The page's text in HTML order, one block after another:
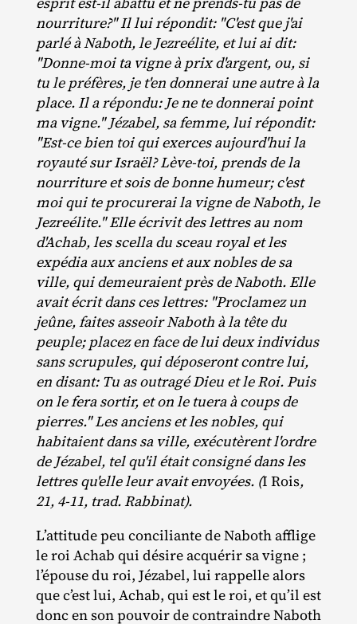
nourriture?" Il lui répondit: "C'est que j'ai
parlé à Naboth, le Jezreélite, et lui ai dit:
"Donne-moi ta vigne à prix d'argent, ou, si
tu le préfères, je t'en donnerai une autre à la
place. Il a répondu: Je ne te donnerai point
ma vigne." Jézabel, sa femme, lui répondit:
"Est-ce bien toi qui exerces aujourd'hui la
royauté sur Israël? Lève-toi, prends de la
nourriture et sois de bonne humeur; c'est
moi qui te procurerai la vigne de Naboth, le
Jezreélite." Elle écrivit des lettres au nom
d'Achab, les scella du sceau royal et les
expédia aux anciens et aux nobles de sa
ville, qui demeuraient près de Naboth. Elle
avait écrit dans ces lettres: "Proclamez un
jeûne, faites asseoir Naboth à la tête du
peuple; placez en face de lui deux individus
sans scrupules, qui déposeront contre lui,
en disant: Tu as outragé Dieu et le Roi. Puis
on le fera sortir, et on le tuera à coups de
pierres." Les anciens et les nobles, qui
habitaient dans sa ville, exécutèrent l'ordre
de Jézabel, tel qu'il était consigné dans les
lettres qu'elle leur avait envoyées. (I Rois,
21, 4-11, trad. Rabbinat).
L’attitude peu conciliante de Naboth afflige
le roi Achab qui désire acquérir sa vigne ;
l’épouse du roi, Jézabel, lui rappelle alors
que c’est lui, Achab, qui est le roi, et qu’il est
donc en son pouvoir de contraindre Naboth